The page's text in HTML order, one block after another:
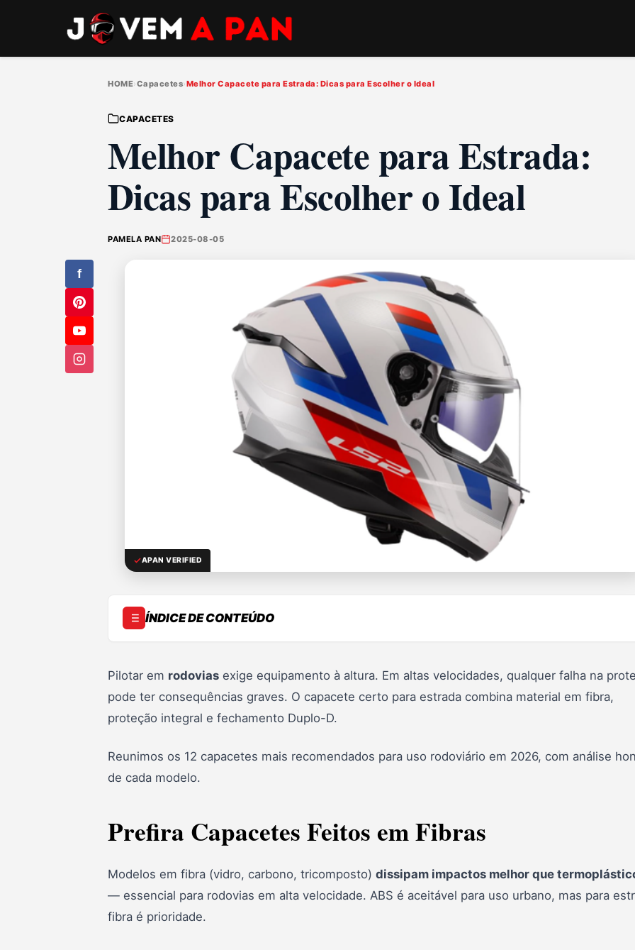
HOME›Capacetes›Melhor Capacete para Estrada: Dicas para Escolher o Ideal
CAPACETES
Melhor Capacete para Estrada:
Dicas para Escolher o Ideal
PAMELA PAN 2025-08-05
f
APAN VERIFIED
ÍNDICE DE CONTEÚDO
Não use capacetes abertos
Não use engate rápido
Top 12 capacetes para estrada
1. Shoei X-Spirit 3
2. Nolan N90-3 Driller
4. HJC I90 Hollen
6. LS2 FF808 Stream II
7. Norisk Strada II
Pilotar em rodovias exige equipamento à altura. Em altas velocidades, qualquer falha na
pode ter consequências graves. O capacete certo para estrada combina material em fibra,
proteção integral e fechamento Duplo-D.
Reunimos os 12 capacetes mais recomendados para uso rodoviário em 2026, com análise
de cada modelo.
Prefira Capacetes Feitos em Fibras
Modelos em fibra (vidro, carbono, tricomposto) dissipam impactos melhor que
— essencial para rodovias em alta velocidade. ABS é aceitável para uso urbano, mas para
fibra é prioridade.